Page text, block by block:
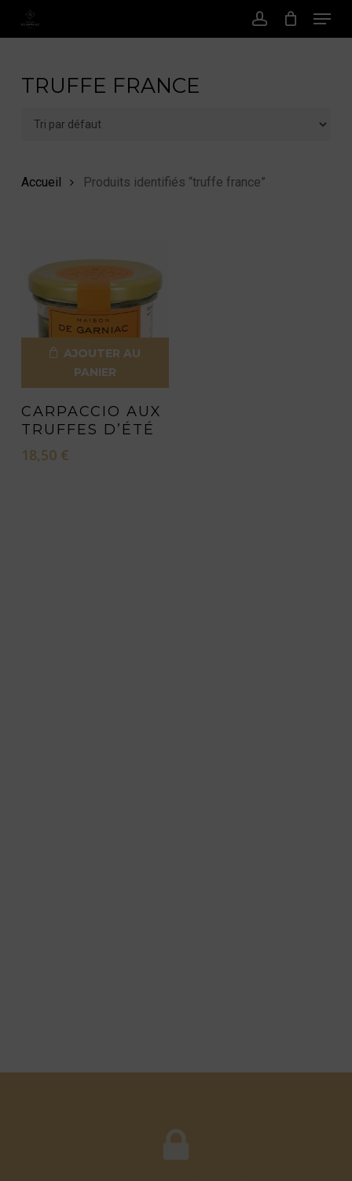
Passer
principal
Compte
Menu
TRUFFE FRANCE
Accueil Produits identifiés “truffe france”
AJOUTER AU
PANIER
CARPACCIO AUX
TRUFFES D’ÉTÉ
18,50 €